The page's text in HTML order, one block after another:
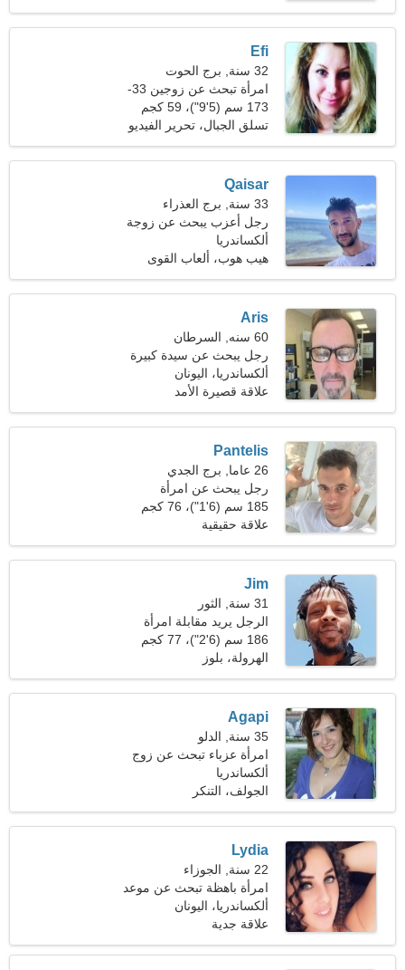
Efi
32 سنة, برج الحوت
امرأة تبحث عن زوجين 33-
43
173 سم (5'9")، 59 كجم
(130 رطلا)
تسلق الجبال، تحرير الفيديو
Qaisar
33 سنة, برج العذراء
رجل أعزب يبحث عن زوجة
ألكساندريا
هيب هوب، ألعاب القوى
Aris
60 سنه, السرطان
رجل يبحث عن سيدة كبيرة
50-57
ألكساندريا، اليونان
علاقة قصيرة الأمد
Pantelis
26 عاما, برج الجدي
رجل يبحث عن امرأة
185 سم (6'1")، 76 كجم
(167 رطلا)
علاقة حقيقية
Jim
31 سنة, الثور
الرجل يريد مقابلة امرأة
186 سم (6'2")، 77 كجم
(169 رطلا)
الهرولة، بلوز
Agapi
35 سنة, الدلو
امرأة عزباء تبحث عن زوج
ألكساندريا
الجولف، التنكر
Lydia
22 سنة, الجوزاء
امرأة باهظة تبحث عن موعد
ألكساندريا، اليونان
علاقة جدية